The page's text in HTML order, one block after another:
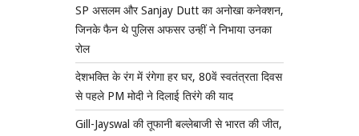
SP असलम और Sanjay Dutt का अनोखा कनेक्शन,
जिनके फैन थे पुलिस अफसर उन्हीं ने निभाया उनका
रोल
देशभक्ति के रंग में रंगेगा हर घर, 80वें स्वतंत्रता दिवस
से पहले PM मोदी ने दिलाई तिरंगे की याद
Gill-Jayswal की तूफानी बल्लेबाजी से भारत की जीत,